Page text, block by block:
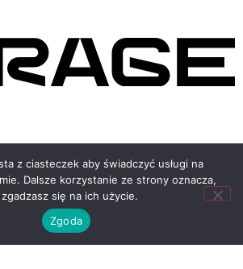
z ciasteczek aby świadczyć usługi na
Dalsze korzystanie ze strony oznacza,
się na ich użycie.
Zgoda